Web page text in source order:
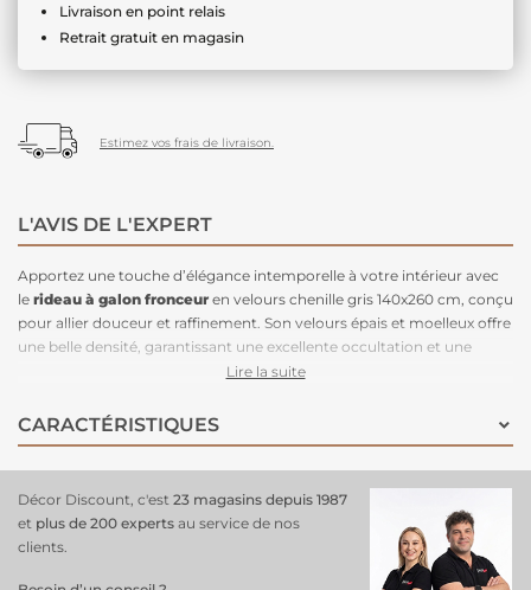
Livraison en point relais
Retrait gratuit en magasin
Estimez vos frais de livraison.
L'AVIS DE L'EXPERT
Apportez une touche d’élégance intemporelle à votre intérieur avec
le rideau à galon fronceur en velours chenille gris 140x260 cm, conçu
pour allier douceur et raffinement. Son velours épais et moelleux offre
une belle densité, garantissant une excellente occultation et une
isolation phonique renforcée. La nuance gris neutre et chic s’adapte
classique. Grâce à son galon fronceur, ce rideau se pose aisément sur
toutes sortes de tringles équipées de crochets ou ruflettes, offrant un
parfaitement aux fenêtres standards et portes-fenêtres, faisant de ce
un choix idéal pour créer une ambiance chaleureuse et
sophistiquée dans votre salon, chambre ou bureau.
Lire la suite
CARACTÉRISTIQUES
Décor Discount, c'est 23 magasins depuis 1987
et plus de 200 experts au service de nos
clients.